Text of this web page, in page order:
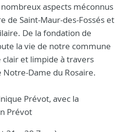
aspects méconnus
de Saint-Maur-des-Fossés et
De la fondation de
la vie de notre commune
et limpide à travers
Notre-Dame du Rosaire.
Prévot, avec la
Prévot